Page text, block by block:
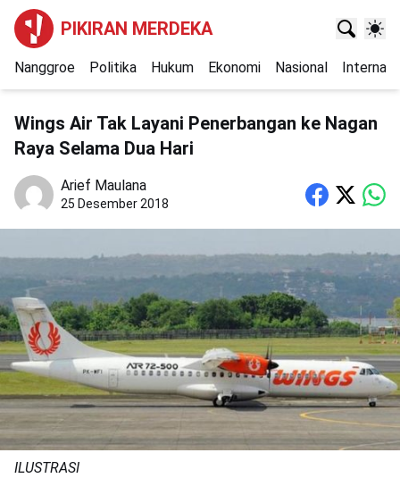
PIKIRAN MERDEKA
Nanggroe Politika Hukum Ekonomi Nasional
Wings Air Tak Layani Penerbangan ke Nagan
Raya Selama Dua Hari
Arief Maulana
25 Desember 2018
ILUSTRASI